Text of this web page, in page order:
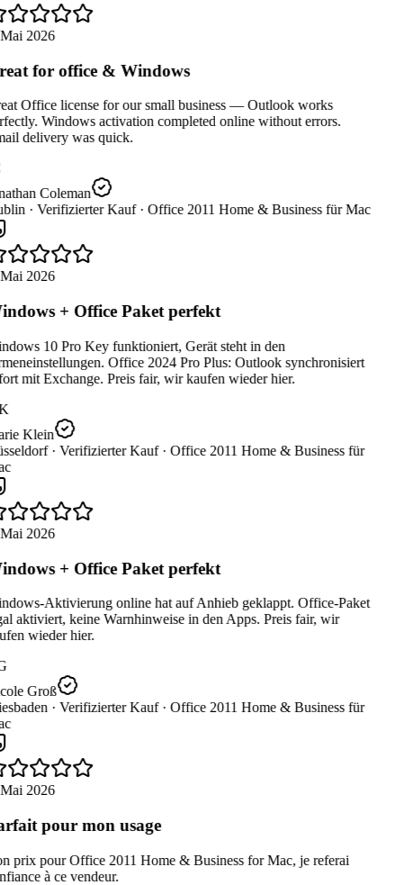
2026
for office & Windows
Office license for our small business — Outlook works
Windows activation completed online without errors.
delivery was quick.
Coleman
· Verifizierter Kauf · Office 2011 Home & Business für Mac
2026
+ Office Paket perfekt
10 Pro Key funktioniert, Gerät steht in den
Office 2024 Pro Plus: Outlook synchronisiert
mit Exchange. Preis fair, wir kaufen wieder hier.
Klein
· Verifizierter Kauf · Office 2011 Home & Business für
2026
+ Office Paket perfekt
Aktivierung online hat auf Anhieb geklappt. Office-Paket
aktiviert, keine Warnhinweise in den Apps. Preis fair, wir
wieder hier.
Groß
· Verifizierter Kauf · Office 2011 Home & Business für
2026
pour mon usage
prix pour Office 2011 Home & Business for Mac, je referai
à ce vendeur.